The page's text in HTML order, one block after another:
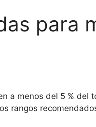
para
a menos del 5 % del
rangos